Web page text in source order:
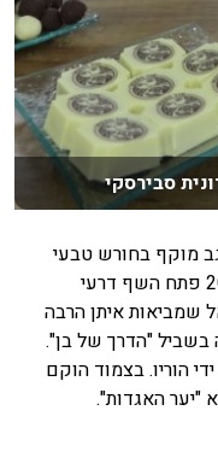
סבירסקי
מוקף בחורש טבעי
ומשקיף אל נופי רכס יודפת. בינואר 2025 פתח השף דרעי
שמביאות איתן הרבה
בשביל "הדרך של בן".
הוריו. בצמוד הוקם
"יער האגדות".